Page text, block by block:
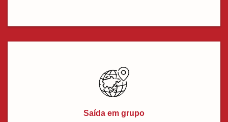
Saída em grupo